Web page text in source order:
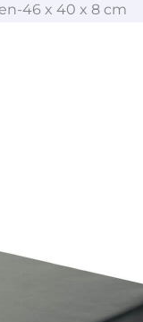
46 x 40 x 8 cm